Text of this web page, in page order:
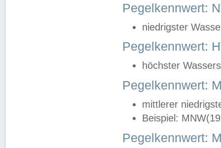
Pegelkennwert:
niedrigster
Pegelkennwert:
höchster
Pegelkennwert:
mittlerer
Beispiel:
Pegelkennwert: